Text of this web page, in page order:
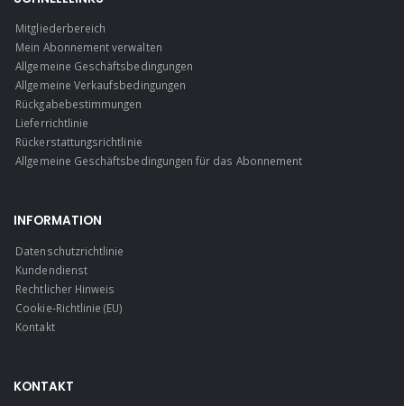
Mitgliederbereich
Mein Abonnement verwalten
Allgemeine Geschäftsbedingungen
Allgemeine Verkaufsbedingungen
Rückgabebestimmungen
Lieferrichtlinie
Rückerstattungsrichtlinie
Allgemeine Geschäftsbedingungen für das Abonnement
INFORMATION
Datenschutzrichtlinie
Kundendienst
Rechtlicher Hinweis
Cookie-Richtlinie (EU)
Kontakt
KONTAKT